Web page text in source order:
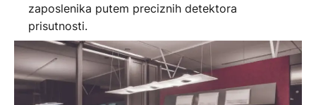
zaposlenika putem preciznih detektora
prisutnosti.